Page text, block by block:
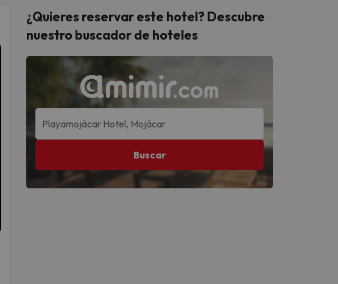
¿Quieres reservar este hotel? Descubre
nuestro buscador de hoteles
Buscar